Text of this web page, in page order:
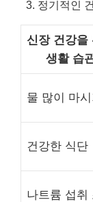
정기적인
신장 건강을
생활 습
물 많이 마시
건강한 식단
나트륨 섭취